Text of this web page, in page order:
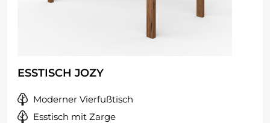
ESSTISCH JOZY
Moderner Vierfußtisch
Esstisch mit Zarge